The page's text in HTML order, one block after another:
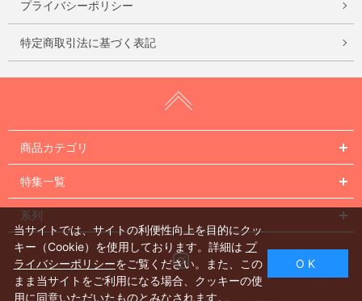
プライバシーポリシー
特定商取引法に基づく表記
商品カテゴリ
特集一覧
系列
Instagram
当サイトでは、サイトの利便性向上を目的にクッ
キー（Cookie）を使用しております。詳細は プ
ライバシーポリシーをご覧ください。また、この
まま当サイトをご利用になる場合、クッキーの使
用に同意いただいたものとみなされます。
O K